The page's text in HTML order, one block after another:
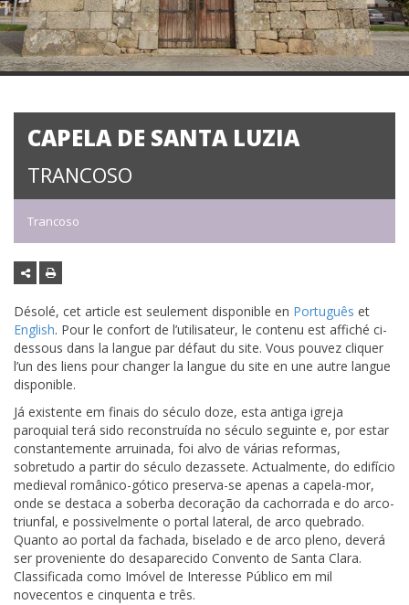
CAPELA DE SANTA LUZIA
TRANCOSO
Trancoso
Désolé, cet article est seulement disponible en Português et
English. Pour le confort de l’utilisateur, le contenu est affiché ci-
dessous dans la langue par défaut du site. Vous pouvez cliquer
l’un des liens pour changer la langue du site en une autre langue
disponible.
Já existente em finais do século doze, esta antiga igreja
paroquial terá sido reconstruída no século seguinte e, por estar
constantemente arruinada, foi alvo de várias reformas,
sobretudo a partir do século dezassete. Actualmente, do edifício
medieval românico-gótico preserva-se apenas a capela-mor,
onde se destaca a soberba decoração da cachorrada e do arco-
triunfal, e possivelmente o portal lateral, de arco quebrado.
Quanto ao portal da fachada, biselado e de arco pleno, deverá
ser proveniente do desaparecido Convento de Santa Clara.
Classificada como Imóvel de Interesse Público em mil
novecentos e cinquenta e três.